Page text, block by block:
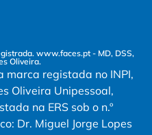
www.faces.pt - MD, DSS,
Oliveira.
marca registada no INPI,
Oliveira Unipessoal,
na ERS sob o n.º
Dr. Miguel Jorge Lopes